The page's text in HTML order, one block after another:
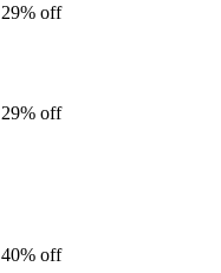
29% off
29% off
40% off